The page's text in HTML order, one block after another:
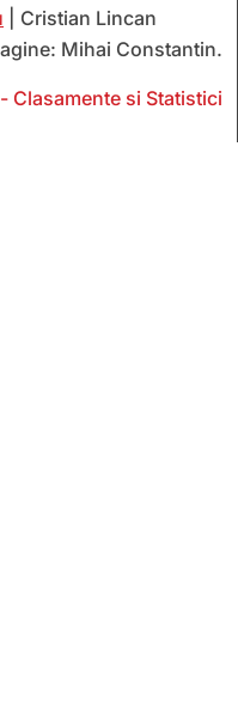
| Cristian Lincan
Mihai Constantin.